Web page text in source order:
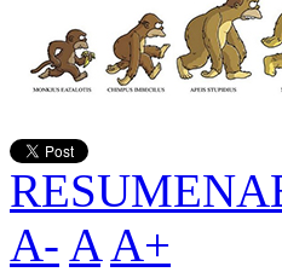
RESUMEN
A- A A+